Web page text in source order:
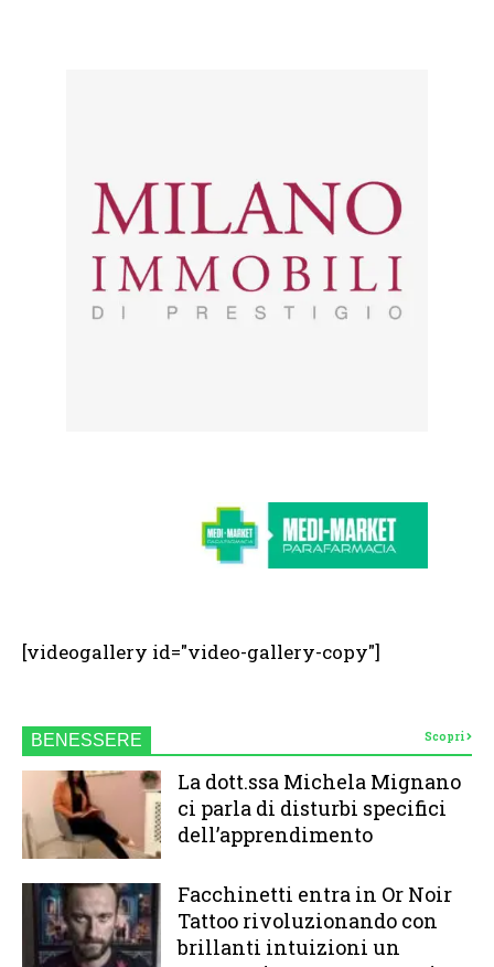
[videogallery id="video-gallery-copy"]
BENESSERE Scopri
La dott.ssa Michela Mignano
ci parla di disturbi specifici
dell’apprendimento
Facchinetti entra in Or Noir
Tattoo rivoluzionando con
brillanti intuizioni un